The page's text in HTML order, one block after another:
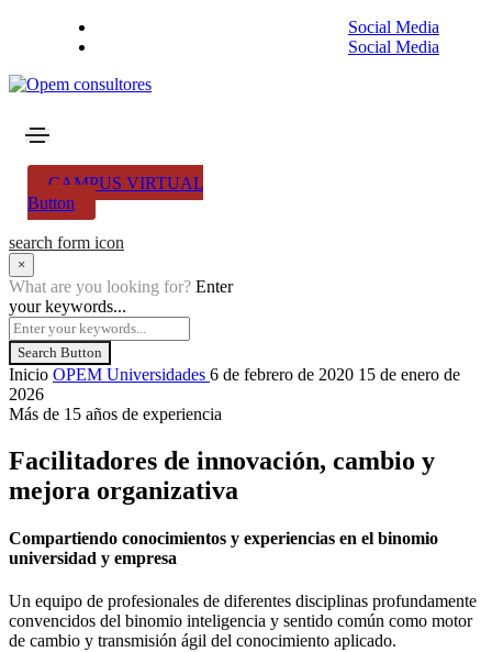
Social Media
Social Media
CAMPUS VIRTUAL
Button
search form icon
×
What are you looking for? Enter
your keywords...
Search Button
Inicio OPEM Universidades 6 de febrero de 2020 15 de enero de
2026
Más de 15 años de experiencia
Facilitadores de innovación, cambio y
mejora organizativa
Compartiendo conocimientos y experiencias en el binomio
universidad y empresa
Un equipo de profesionales de diferentes disciplinas profundamente
convencidos del binomio inteligencia y sentido común como motor
de cambio y transmisión ágil del conocimiento aplicado.